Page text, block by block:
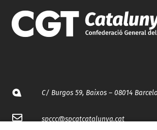
C/ Burgos 59, Baixos – 08014
spccc@spcgtcatalunya.cat